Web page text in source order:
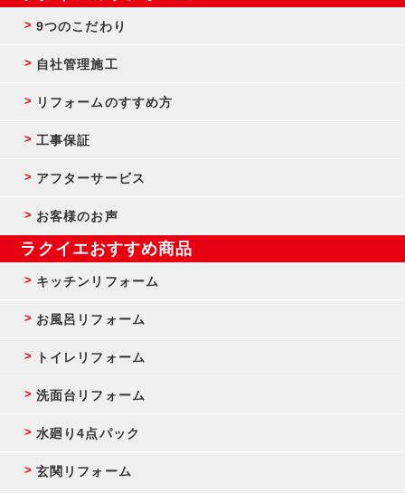
9つのこだわり
自社管理施工
リフォームのすすめ方
工事保証
アフターサービス
お客様のお声
ラクイエおすすめ商品
キッチンリフォーム
お風呂リフォーム
トイレリフォーム
洗面台リフォーム
水廻り4点パック
玄関リフォーム